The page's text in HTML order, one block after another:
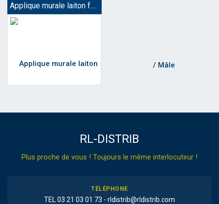
Applique murale laiton femelle
RL-DISTRIB
Plus proche de vous ! Toujours le même interlocuteur !
TÉLÉPHONE
TEL 03 21 03 01 73 - rldistrib@rldistrib.com